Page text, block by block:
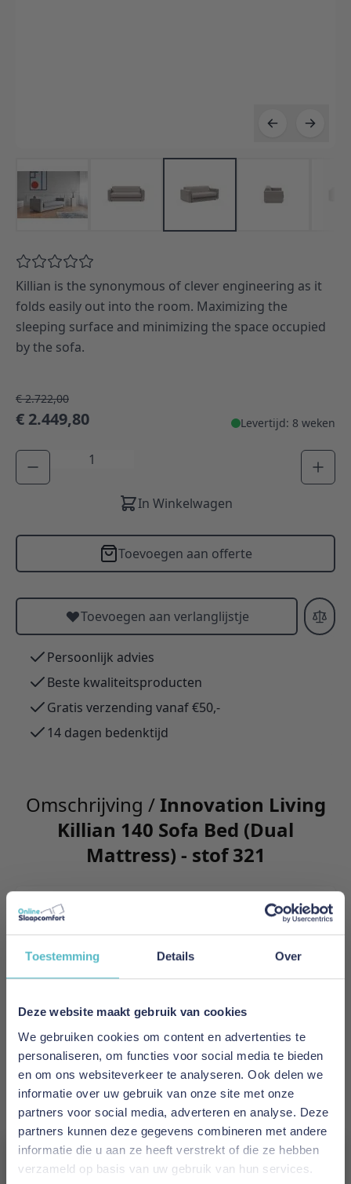
Toestemming Details Over
Deze website maakt gebruik van cookies
We gebruiken cookies om content en advertenties te
personaliseren, om functies voor social media te bieden
en om ons websiteverkeer te analyseren. Ook delen we
informatie over uw gebruik van onze site met onze
partners voor social media, adverteren en analyse. Deze
partners kunnen deze gegevens combineren met andere
informatie die u aan ze heeft verstrekt of die ze hebben
verzameld op basis van uw gebruik van hun services.
Killian is the synonymous of clever engineering as it
folds easily out into the room. Maximizing the
sleeping surface and minimizing the space occupied
by the sofa.
€ 2.722,00
€ 2.449,80 Levertijd: 8 weken
Aantal
In Winkelwagen
Toevoegen aan offerte
Toevoegen aan verlanglijstje
Persoonlijk advies
Beste kwaliteitsproducten
Gratis verzending vanaf €50,-
14 dagen bedenktijd
Omschrijving /Innovation Living
Killian 140 Sofa Bed (Dual
Mattress) - stof 321
Killian is the synonymous of clever engineering
as it folds easily out into the room. Maximizing
occupied by the sofa.
Merk
Innovation Living
EAN
5700110953979